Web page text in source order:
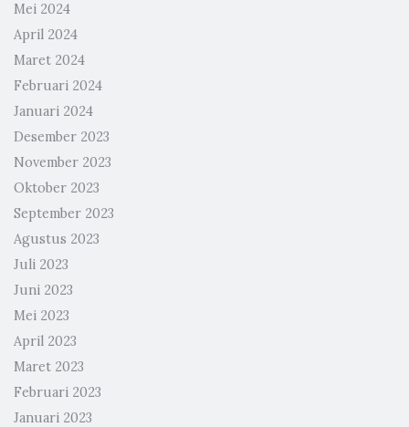
Mei 2024
April 2024
Maret 2024
Februari 2024
Januari 2024
Desember 2023
November 2023
Oktober 2023
September 2023
Agustus 2023
Juli 2023
Juni 2023
Mei 2023
April 2023
Maret 2023
Februari 2023
Januari 2023